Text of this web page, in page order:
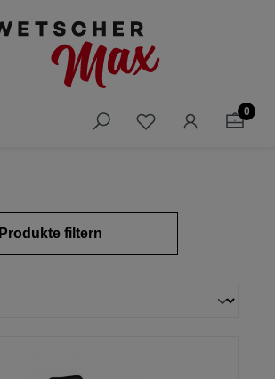
0
Produkte filtern